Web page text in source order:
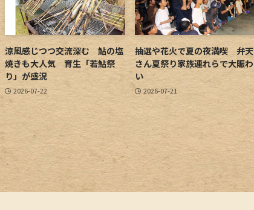
涼風感じつつ交流深む 鮎の塩
焼きも大人気 育生「若鮎祭
り」が盛況
2026-07-22
抽選や花火で夏の夜満喫 弁天
さん夏祭り家族連れらで大賑わ
い
2026-07-21